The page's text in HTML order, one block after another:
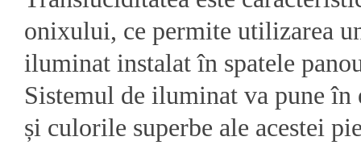
onixului, ce permite utilizarea
iluminat instalat în spatele
Sistemul de iluminat va pune
și culorile superbe ale acestei